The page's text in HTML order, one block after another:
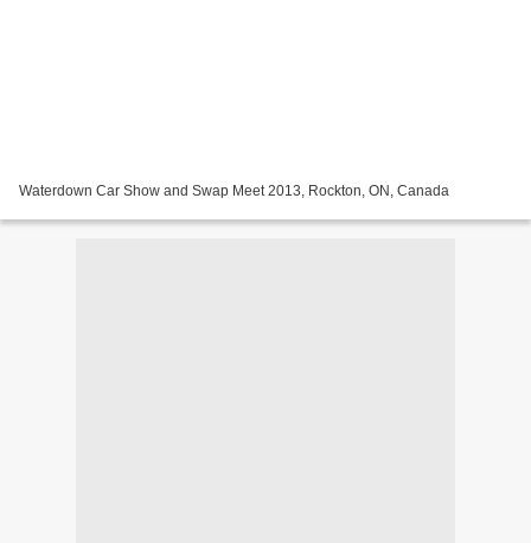
Waterdown Car Show and Swap Meet 2013, Rockton, ON, Canada